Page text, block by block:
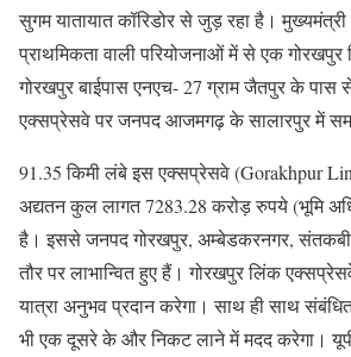
सुगम यातायात कॉरिडोर से जुड़ रहा है।
प्राथमिकता वाली परियोजनाओं में से एक
गोरखपुर बाईपास एनएच- 27 ग्राम जैतपुर के पास
एक्सप्रेसवे पर जनपद आजमगढ़ के सालारपुर में
91.35 किमी लंबे इस एक्सप्रेसवे (Gorakhpur
अद्यतन कुल लागत 7283.28 करोड़ रुपये (भूमि
है। इससे जनपद गोरखपुर, अम्बेडकरनगर,
तौर पर लाभान्वित हुए हैं। गोरखपुर लिंक
यात्रा अनुभव प्रदान करेगा। साथ ही साथ
भी एक दूसरे के और निकट लाने में मदद करेगा।